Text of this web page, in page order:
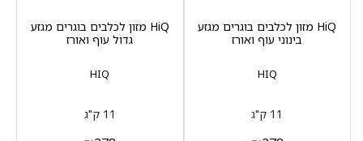
HIQ
HiQ מזון לכלבים בוגרים מגזע
בינוני עוף ואורז
11 ק"ג
HIQ
HiQ מזון לכלבים בוגרים מגזע
גדול עוף ואורז
11 ק"ג